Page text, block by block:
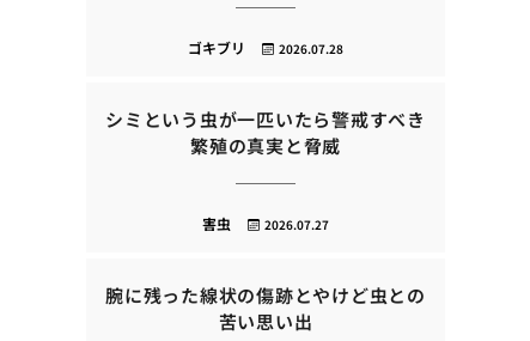
2026.07.28
ゴキブリ
シミという虫が一匹いたら警戒すべき
繁殖の真実と脅威
2026.07.27
害虫
腕に残った線状の傷跡とやけど虫との
苦い思い出